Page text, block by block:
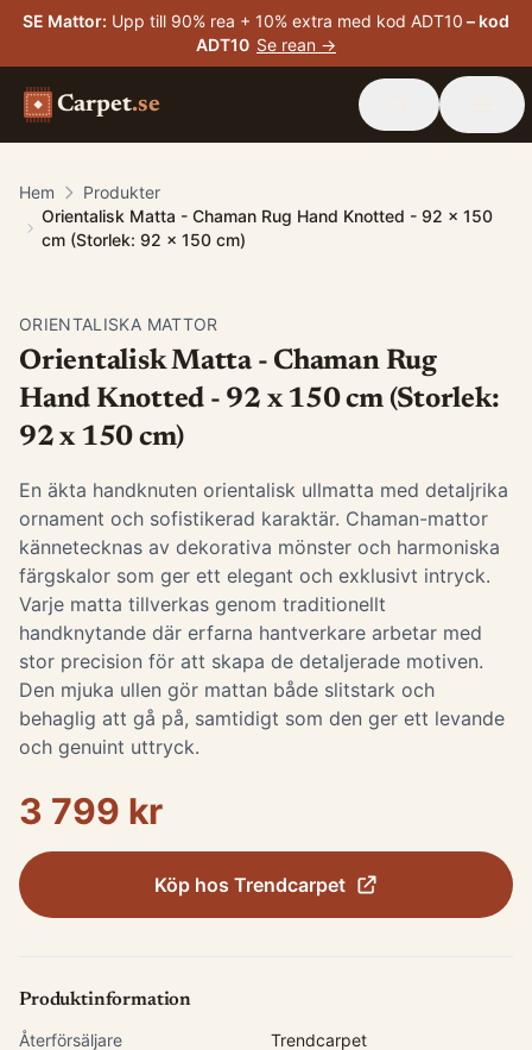
SE Mattor: Upp till 90% rea + 10% extra med kod ADT10 – kod
ADT10 Se rean →
Carpet.se
Hem
Produkter
Orientalisk Matta - Chaman Rug Hand Knotted - 92 x 150
cm (Storlek: 92 x 150 cm)
ORIENTALISKA MATTOR
Orientalisk Matta - Chaman Rug
Hand Knotted - 92 x 150 cm (Storlek:
92 x 150 cm)
En äkta handknuten orientalisk ullmatta med detaljrika
ornament och sofistikerad karaktär. Chaman-mattor
kännetecknas av dekorativa mönster och harmoniska
färgskalor som ger ett elegant och exklusivt intryck.
Varje matta tillverkas genom traditionellt
handknytande där erfarna hantverkare arbetar med
stor precision för att skapa de detaljerade motiven.
Den mjuka ullen gör mattan både slitstark och
behaglig att gå på, samtidigt som den ger ett levande
och genuint uttryck.
3 799 kr
Köp hos Trendcarpet
Produktinformation
Återförsäljare
Trendcarpet